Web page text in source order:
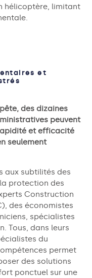
hélicoptère, limitant
et
des dizaines
peuvent
et efficacité
seulement
aux subtilités des
protection des
Construction
des économistes
spécialistes
Tous, dans leurs
du
permet
des solutions
ponctuel sur une